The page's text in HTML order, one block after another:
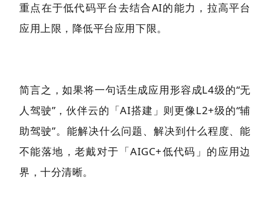
重点在于低代码平台去结合AI的能力，拉高平台
应用上限，降低平台应用下限。
简言之，如果将一句话生成应用形容成L4级的“无
人驾驶”，伙伴云的「AI搭建」则更像L2+级的“辅
助驾驶”。能解决什么问题、解决到什么程度、能
不能落地，老戴对于「AIGC+低代码」的应用边
界，十分清晰。